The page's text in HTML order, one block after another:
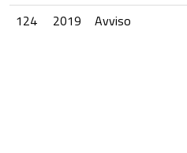
124
2019 Avviso